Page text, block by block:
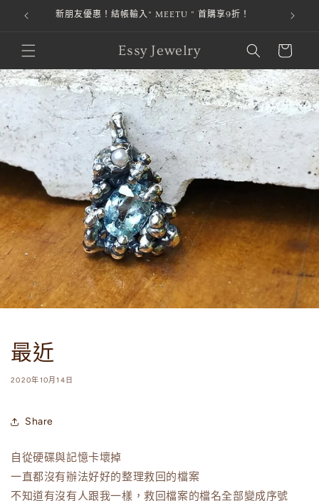
跳至內容
本站金流由 綠界科技 ECPay 提供，安全第一，購物才安心。
Essy Jewelry
物
車
最近
2020年10月14日
Share
自從硬碟與記憶卡壞掉
一直都沒有辦法好好的整理救回的檔案
不知道有沒有人跟我一樣，救回檔案的檔名全部變成序號